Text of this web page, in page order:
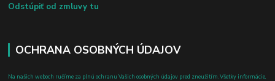
Odstúpiť od zmluvy tu
OCHRANA OSOBNÝCH ÚDAJOV
Na našich weboch ručíme za plnú ochranu Vašich osobných údajov pred zneužitím. Všetky informácie,